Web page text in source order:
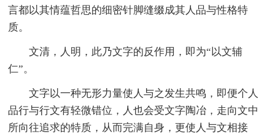
言都以其情蕴哲思的细密针脚缝缀成其人品与性格特
质。
文清，人明，此乃文字的反作用，即为“以文辅
仁”。
文字以一种无形力量使人与之发生共鸣，即便个人
品行与行文有轻微错位，人也会受文字陶冶，走向文中
所向往追求的特质，从而完满自身，更使人与文相接